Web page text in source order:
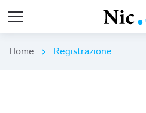
Home chevron_right Registrazione